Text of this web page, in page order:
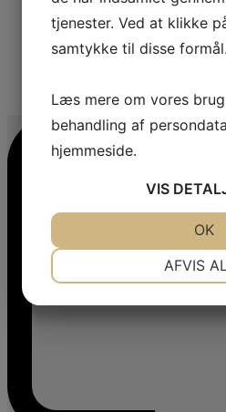
tjenester. Ved at klikke
samtykke til disse formål.
Læs mere om vores
behandling af
hjemmeside.
VIS
AFVIS
OK